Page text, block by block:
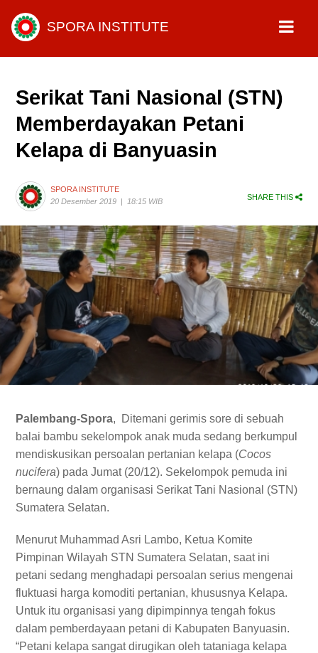
SPORA INSTITUTE
Serikat Tani Nasional (STN)
Memberdayakan Petani
Kelapa di Banyuasin
SPORA INSTITUTE
20 Desember 2019 | 18:15 WIB SHARE THIS
Palembang-Spora, Ditemani gerimis sore di sebuah
balai bambu sekelompok anak muda sedang berkumpul
mendiskusikan persoalan pertanian kelapa (Cocos
nucifera) pada Jumat (20/12). Sekelompok pemuda ini
bernaung dalam organisasi Serikat Tani Nasional (STN)
Sumatera Selatan.
Menurut Muhammad Asri Lambo, Ketua Komite
Pimpinan Wilayah STN Sumatera Selatan, saat ini
petani sedang menghadapi persoalan serius mengenai
fluktuasi harga komoditi pertanian, khususnya Kelapa.
Untuk itu organisasi yang dipimpinnya tengah fokus
dalam pemberdayaan petani di Kabupaten Banyuasin.
“Petani kelapa sangat dirugikan oleh tataniaga kelapa